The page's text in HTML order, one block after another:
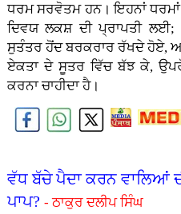
ਧਰਮ ਸਰਵੋਤਮ ਹਨ। ਇਹਨਾਂ
ਦਿਵਯ ਲਕਸ਼ ਦੀ ਪ੍ਰਾਪਤੀ
ਸੁਤੰਤਰ ਹੋਂਦ ਬਰਕਰਾਰ ਰੱਖਦੇ ਹੋਏ,
ਏਕਤਾ ਦੇ ਸੂਤਰ ਵਿੱਚ ਬੱਝ ਕੇ,
ਕਰਨਾ ਚਾਹੀਦਾ ਹੈ।
ਵੱਧ ਬੱਚੇ ਪੈਦਾ ਕਰਨ ਵਾਲਿਆਂ
ਪਾਪ? - ਠਾਕੁਰ ਦਲੀਪ ਸਿੰਘ